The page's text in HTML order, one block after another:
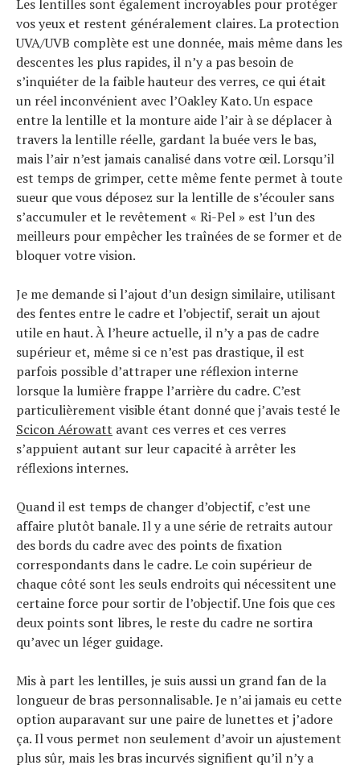
Les lentilles sont également incroyables pour protéger
vos yeux et restent généralement claires. La protection
UVA/UVB complète est une donnée, mais même dans les
descentes les plus rapides, il n’y a pas besoin de
s’inquiéter de la faible hauteur des verres, ce qui était
un réel inconvénient avec l’Oakley Kato. Un espace
entre la lentille et la monture aide l’air à se déplacer à
travers la lentille réelle, gardant la buée vers le bas,
mais l’air n’est jamais canalisé dans votre œil. Lorsqu’il
est temps de grimper, cette même fente permet à toute
sueur que vous déposez sur la lentille de s’écouler sans
s’accumuler et le revêtement « Ri-Pel » est l’un des
meilleurs pour empêcher les traînées de se former et de
bloquer votre vision.
Je me demande si l’ajout d’un design similaire, utilisant
des fentes entre le cadre et l’objectif, serait un ajout
utile en haut. À l’heure actuelle, il n’y a pas de cadre
supérieur et, même si ce n’est pas drastique, il est
parfois possible d’attraper une réflexion interne
lorsque la lumière frappe l’arrière du cadre. C’est
particulièrement visible étant donné que j’avais testé le
Scicon Aérowatt avant ces verres et ces verres
s’appuient autant sur leur capacité à arrêter les
réflexions internes.
Quand il est temps de changer d’objectif, c’est une
affaire plutôt banale. Il y a une série de retraits autour
des bords du cadre avec des points de fixation
correspondants dans le cadre. Le coin supérieur de
chaque côté sont les seuls endroits qui nécessitent une
certaine force pour sortir de l’objectif. Une fois que ces
deux points sont libres, le reste du cadre ne sortira
qu’avec un léger guidage.
Mis à part les lentilles, je suis aussi un grand fan de la
longueur de bras personnalisable. Je n’ai jamais eu cette
option auparavant sur une paire de lunettes et j’adore
ça. Il vous permet non seulement d’avoir un ajustement
plus sûr, mais les bras incurvés signifient qu’il n’y a